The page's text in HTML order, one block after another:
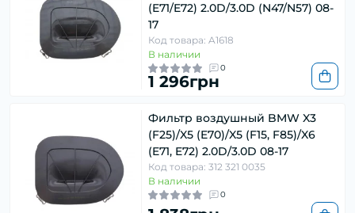
(E71/E72) 2.0D/3.0D (N47/N57) 08-
17
Код товара: A1618
В наличии
0
1 296грн
Фильтр воздушный BMW X3
(F25)/X5 (E70)/X5 (F15, F85)/X6
(E71, E72) 2.0D/3.0D 08-17
Код товара: 312 321 0035
В наличии
0